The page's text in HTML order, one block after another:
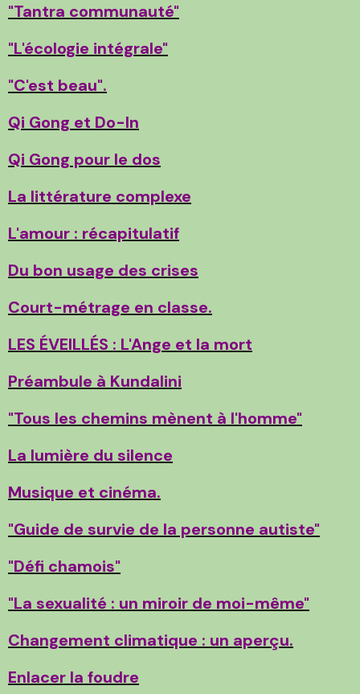
"Tantra communauté"
"L'écologie intégrale"
"C'est beau".
Qi Gong et Do-In
Qi Gong pour le dos
La littérature complexe
L'amour : récapitulatif
Du bon usage des crises
Court-métrage en classe.
LES ÉVEILLÉS : L'Ange et la mort
Préambule à Kundalini
"Tous les chemins mènent à l'homme"
La lumière du silence
Musique et cinéma.
"Guide de survie de la personne autiste"
"Défi chamois"
"La sexualité : un miroir de moi-même"
Changement climatique : un aperçu.
Enlacer la foudre